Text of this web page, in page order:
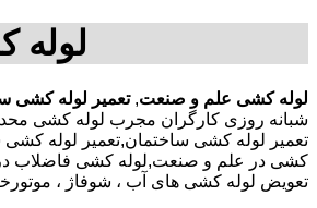
لوله
لوله کشی علم و صنعت,تعمیر لوله کشی
شبانه روزی کارگران مجرب لوله کشی
تعمیر لوله کشی ساختمان,تعمیر لوله
کشی در علم و صنعت,لوله کشی فاضلاب در
تعویض لوله کشی های آب ، شوفاژ ،